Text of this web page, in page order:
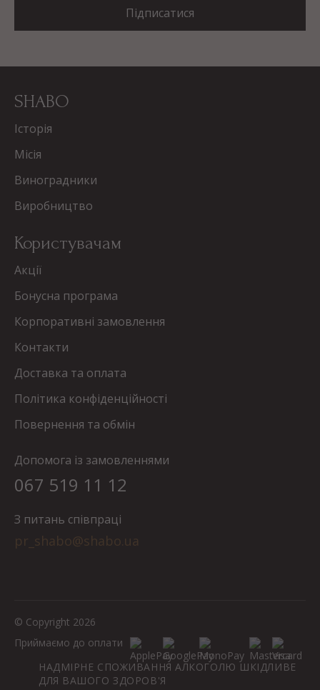
Підписатися
SHABO
Історія
Місія
Виноградники
Виробництво
Користувачам
Акції
Бонусна програма
Корпоративні замовлення
Контакти
Доставка та оплата
Політика конфіденційності
Повернення та обмін
Допомога із замовленнями
067 519 11 12
З питань співпраці
pr_shabo@shabo.ua
© Copyright 2026
Приймаємо до оплати
НАДМІРНЕ СПОЖИВАННЯ АЛКОГОЛЮ ШКІДЛИВЕ
ДЛЯ ВАШОГО ЗДОРОВ'Я